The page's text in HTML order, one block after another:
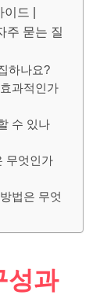
이드 |
주 묻는 질
하나요?
과적인가
수 있나
무엇인가
법은 무엇
성과